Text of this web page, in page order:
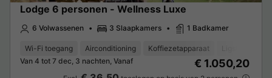
Lodge 6 personen - Wellness Luxe
6 Volwassenen 3 Slaapkamers 1 Badkamer
Wi-Fi toegang Airconditioning Koffiezetapparaat
Van 4 tot 7 dec, 3 nachten, Vanaf
€ 1.050,20